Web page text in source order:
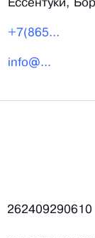
Ессентуки,
+7(865...
info@...
262409290610